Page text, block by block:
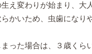
え変わりが始まり、大
かいため、虫歯になり
った場合は、３歳く